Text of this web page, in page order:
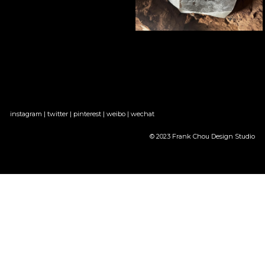
instagram | twitter | pinterest | weibo | wechat
© 2023 Frank Chou Design Studio